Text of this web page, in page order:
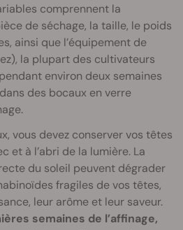
comprennent la
de séchage, la taille, le poids
ainsi que l’équipement de
la plupart des cultivateurs
environ deux semaines
des bocaux en verre
vous devez conserver vos têtes
et à l’abri de la lumière. La
du soleil peuvent dégrader
fragiles de vos têtes,
leur arôme et leur saveur.
semaines de l’affinage,